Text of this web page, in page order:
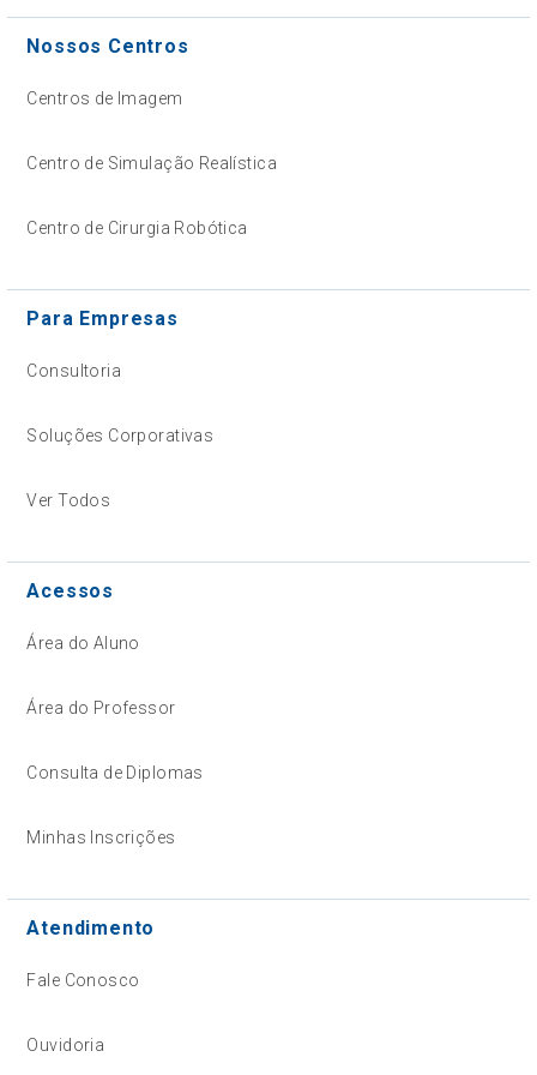
Nossos Centros
Centros de Imagem
Centro de Simulação Realística
Centro de Cirurgia Robótica
Para Empresas
Consultoria
Soluções Corporativas
Ver Todos
Acessos
Área do Aluno
Área do Professor
Consulta de Diplomas
Minhas Inscrições
Atendimento
Fale Conosco
Ouvidoria